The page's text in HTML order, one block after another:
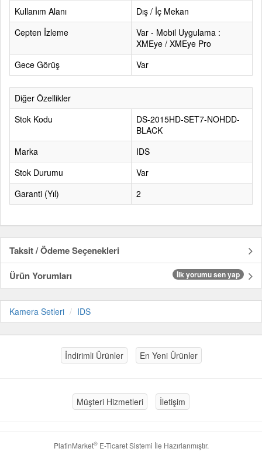
Kullanım Alanı
Dış / İç Mekan
Cepten İzleme
Var - Mobil Uygulama :
XMEye / XMEye Pro
Gece Görüş
Var
Diğer Özellikler
Stok Kodu
DS-2015HD-SET7-NOHDD-
BLACK
Marka
IDS
Stok Durumu
Var
Garanti (Yıl)
2
Taksit / Ödeme Seçenekleri
Ürün Yorumları
İlk yorumu sen yap
Kamera Setleri IDS
İndirimli Ürünler En Yeni Ürünler
Müşteri Hizmetleri İletişim
PlatinMarket®E-Ticaret Sistemi İle Hazırlanmıştır.